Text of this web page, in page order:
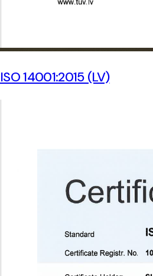
ISO 14001:2015 (LV)